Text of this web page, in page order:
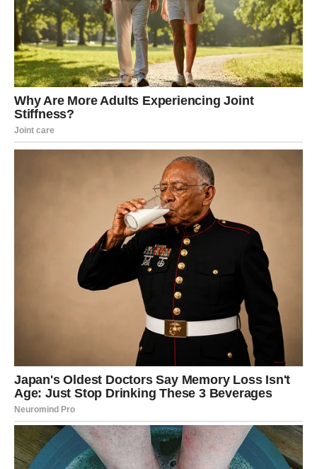
Poslije mnogo tuge dolazi osoba koja vam vraća vjeru u
ljubav i sreću.
Sudbina vam šalje emocije koje liječe
srce
Pred vama su veoma nježni i romantični trenuci.
Lavovima dolazi mnogo pažnje i komplimenata.
Jedna osoba sada ne može sakriti koliko je očarana vama.
Ljubav vam podiže raspoloženje
Pred vama su veoma romantični trenuci.
Pred vama su trenuci tokom kojih više nećete moći
skrivati emocije.
Jedna osoba budi osjećaje koje ste dugo pokušavali
kontrolisati.